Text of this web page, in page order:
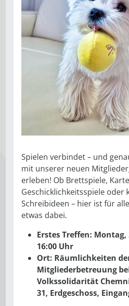
Spielen verbindet – und
mit unserer neuen
erleben! Ob Brettspiele,
Geschicklichkeitsspiele oder
Schreibideen – hier ist für
etwas dabei.
Erstes Treffen: Montag,
16:00 Uhr
Ort: Räumlichkeiten
Mitgliederbetreuung
Volkssolidarität
31, Erdgeschoss,